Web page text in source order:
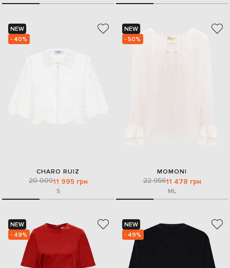
NEW
- 40%
CHARO RUIZ
20 00911 995 грн
S
NEW
- 50%
MOMONI
22 95611 478 грн
ML
NEW
- 49%
NEW
- 49%